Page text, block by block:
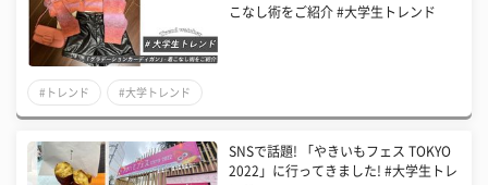
こなし術をご紹介 #大学生トレンド
#トレンド #大学トレンド
SNSで話題! 「やきいもフェス TOKYO
2022」に行ってきました! #大学生トレ